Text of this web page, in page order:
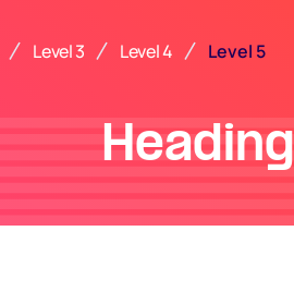
Level 3 Level 4 Level 5
Heading